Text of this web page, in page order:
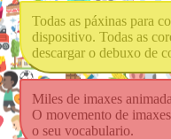
Todas as páxinas para
dispositivo. Todas as
descargar o debuxo de
Miles de imaxes
O movemento de
o seu vocabulario.